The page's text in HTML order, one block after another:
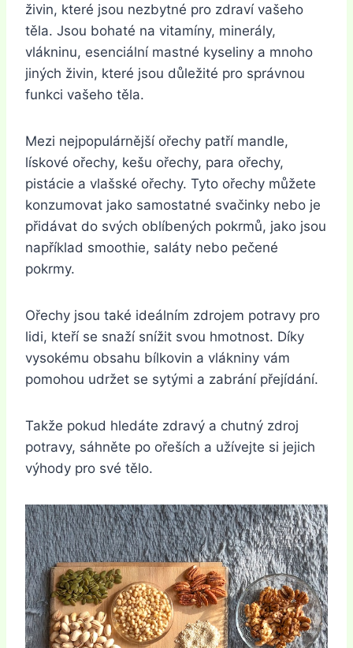
živin, které jsou nezbytné pro zdraví vašeho
těla. Jsou bohaté na vitamíny, minerály,
vlákninu, esenciální mastné kyseliny a mnoho
jiných živin, které jsou důležité pro správnou
funkci vašeho těla.
Mezi nejpopulárnější ořechy patří mandle,
lískové ořechy, kešu ořechy, para ořechy,
pistácie a vlašské ořechy. Tyto ořechy můžete
konzumovat jako samostatné svačinky nebo je
přidávat do svých oblíbených pokrmů, jako jsou
například smoothie, saláty nebo pečené
pokrmy.
Ořechy jsou také ideálním zdrojem potravy pro
lidi, kteří se snaží snížit svou hmotnost. Díky
vysokému obsahu bílkovin a vlákniny vám
pomohou udržet se sytými a zabrání přejídání.
Takže pokud hledáte zdravý a chutný zdroj
potravy, sáhněte po ořeších a užívejte si jejich
výhody pro své tělo.